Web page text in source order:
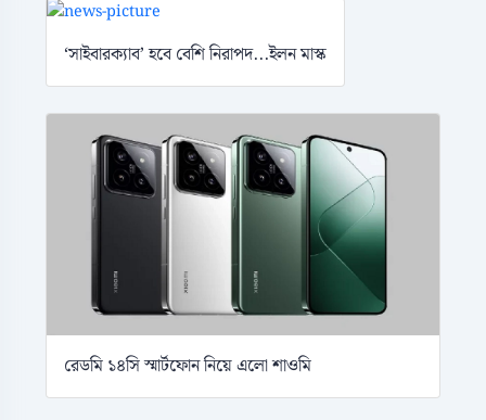
‘সাইবারক্যাব’ হবে বেশি নিরাপদ...ইলন মাস্ক
রেডমি ১৪সি স্মার্টফোন নিয়ে এলো শাওমি